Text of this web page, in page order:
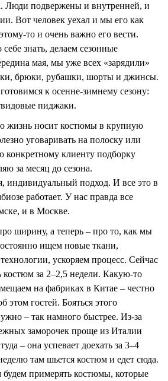
Люди подвержены и внутренней, и
Вот человек уехал и мы его как
то и очень важно его вести.
знать, делаем сезонные
мая, мы уже всех «зарядили»
брюки, рубашки, шорты и джинсы.
к осенне-зимнему сезону:
пиджаки.
жизнь носит костюмы в крупную
уговаривать на полоску или
конкретному клиенту подборку
за месяц до сезона.
индивидуальный подход. И все это в
работает. У нас правда все
и в Москве.
ширину, а теперь – про то, как мы
ищем новые ткани,
ускоряем процесс. Сейчас
за 2–2,5 недели. Какую-то
на фабриках в Китае – честно
этом гостей. Бояться этого
– так намного быстрее. Из-за
заморочек проще из Италии
– она успевает доехать за 3–4
там шьется костюм и едет сюда.
будем примерять костюмы, которые